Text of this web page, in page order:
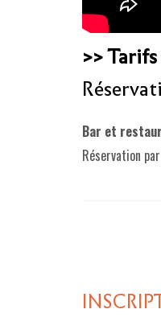
>>
Bar et
Réservation